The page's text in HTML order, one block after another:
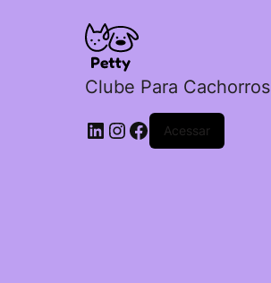
Clube Para Cachorros
LinkedIn
Instagram
Facebook
Acessar